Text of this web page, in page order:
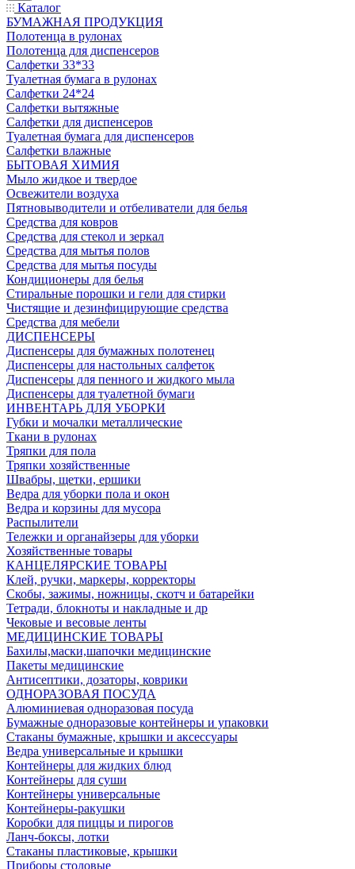
Каталог
БУМАЖНАЯ ПРОДУКЦИЯ
Полотенца в рулонах
Полотенца для диспенсеров
Салфетки 33*33
Туалетная бумага в рулонах
Салфетки 24*24
Салфетки вытяжные
Салфетки для диспенсеров
Туалетная бумага для диспенсеров
Салфетки влажные
БЫТОВАЯ ХИМИЯ
Мыло жидкое и твердое
Освежители воздуха
Пятновыводители и отбеливатели для белья
Средства для ковров
Средства для стекол и зеркал
Средства для мытья полов
Средства для мытья посуды
Кондиционеры для белья
Стиральные порошки и гели для стирки
Чистящие и дезинфицирующие средства
Средства для мебели
ДИСПЕНСЕРЫ
Диспенсеры для бумажных полотенец
Диспенсеры для настольных салфеток
Диспенсеры для пенного и жидкого мыла
Диспенсеры для туалетной бумаги
ИНВЕНТАРЬ ДЛЯ УБОРКИ
Губки и мочалки металлические
Ткани в рулонах
Тряпки для пола
Тряпки хозяйственные
Швабры, щетки, ершики
Ведра для уборки пола и окон
Ведра и корзины для мусора
Распылители
Тележки и органайзеры для уборки
Хозяйственные товары
КАНЦЕЛЯРСКИЕ ТОВАРЫ
Клей, ручки, маркеры, корректоры
Скобы, зажимы, ножницы, скотч и батарейки
Тетради, блокноты и накладные и др
Чековые и весовые ленты
МЕДИЦИНСКИЕ ТОВАРЫ
Бахилы,маски,шапочки медицинские
Пакеты медицинские
Антисептики, дозаторы, коврики
ОДНОРАЗОВАЯ ПОСУДА
Алюминиевая одноразовая посуда
Бумажные одноразовые контейнеры и упаковки
Стаканы бумажные, крышки и аксессуары
Ведра универсальные и крышки
Контейнеры для жидких блюд
Контейнеры для суши
Контейнеры универсальные
Контейнеры-ракушки
Коробки для пиццы и пирогов
Ланч-боксы, лотки
Стаканы пластиковые, крышки
Приборы столовые